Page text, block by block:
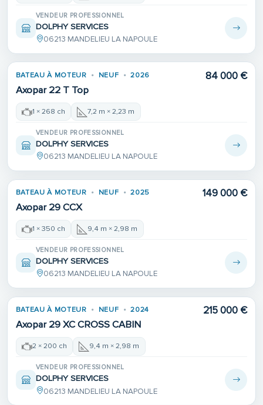
VENDEUR PROFESSIONNEL
DOLPHY SERVICES
06213 MANDELIEU LA NAPOULE
BATEAU À MOTEUR NEUF 2026
Axopar 22 T Top
84 000 €
1 × 268 ch 7,2 m × 2,23 m
VENDEUR PROFESSIONNEL
DOLPHY SERVICES
06213 MANDELIEU LA NAPOULE
BATEAU À MOTEUR NEUF 2025
Axopar 29 CCX
149 000 €
1 × 350 ch 9,4 m × 2,98 m
VENDEUR PROFESSIONNEL
DOLPHY SERVICES
06213 MANDELIEU LA NAPOULE
BATEAU À MOTEUR NEUF 2024
Axopar 29 XC CROSS CABIN
215 000 €
2 × 200 ch 9,4 m × 2,98 m
VENDEUR PROFESSIONNEL
DOLPHY SERVICES
06213 MANDELIEU LA NAPOULE